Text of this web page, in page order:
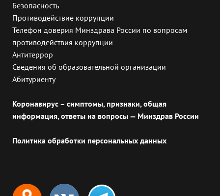
Безопасность
Противодействие коррупции
Телефон доверия Минздрава России по вопросам
противодействия коррупции
Антитеррор
Сведения об образовательной организации
Абитуриенту
Коронавирус – симптомы, признаки, общая
информация, ответы на вопросы — Минздрав России
Политика обработки персональных данных